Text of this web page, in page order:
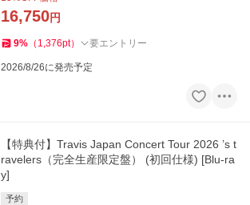
16,750円
9% （ 1,376pt） 要エントリー
2026/8/26に発売予定
【特典付】Travis Japan Concert Tour 2026 ’s t
ravelers（完全生産限定盤） (初回仕様) [Blu-ra
y]
予約